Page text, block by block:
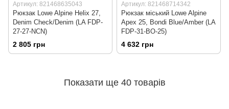
Артикул: 821468635043
Рюкзак Lowe Alpine Helix 27,
Denim Check/Denim (LA FDP-
27-27-NCN)
2 805 грн
Артикул: 821468714342
Рюкзак міський Lowe Alpine
Apex 25, Bondi Blue/Amber (LA
FDP-31-BO-25)
4 632 грн
Показати ще 40 товарів